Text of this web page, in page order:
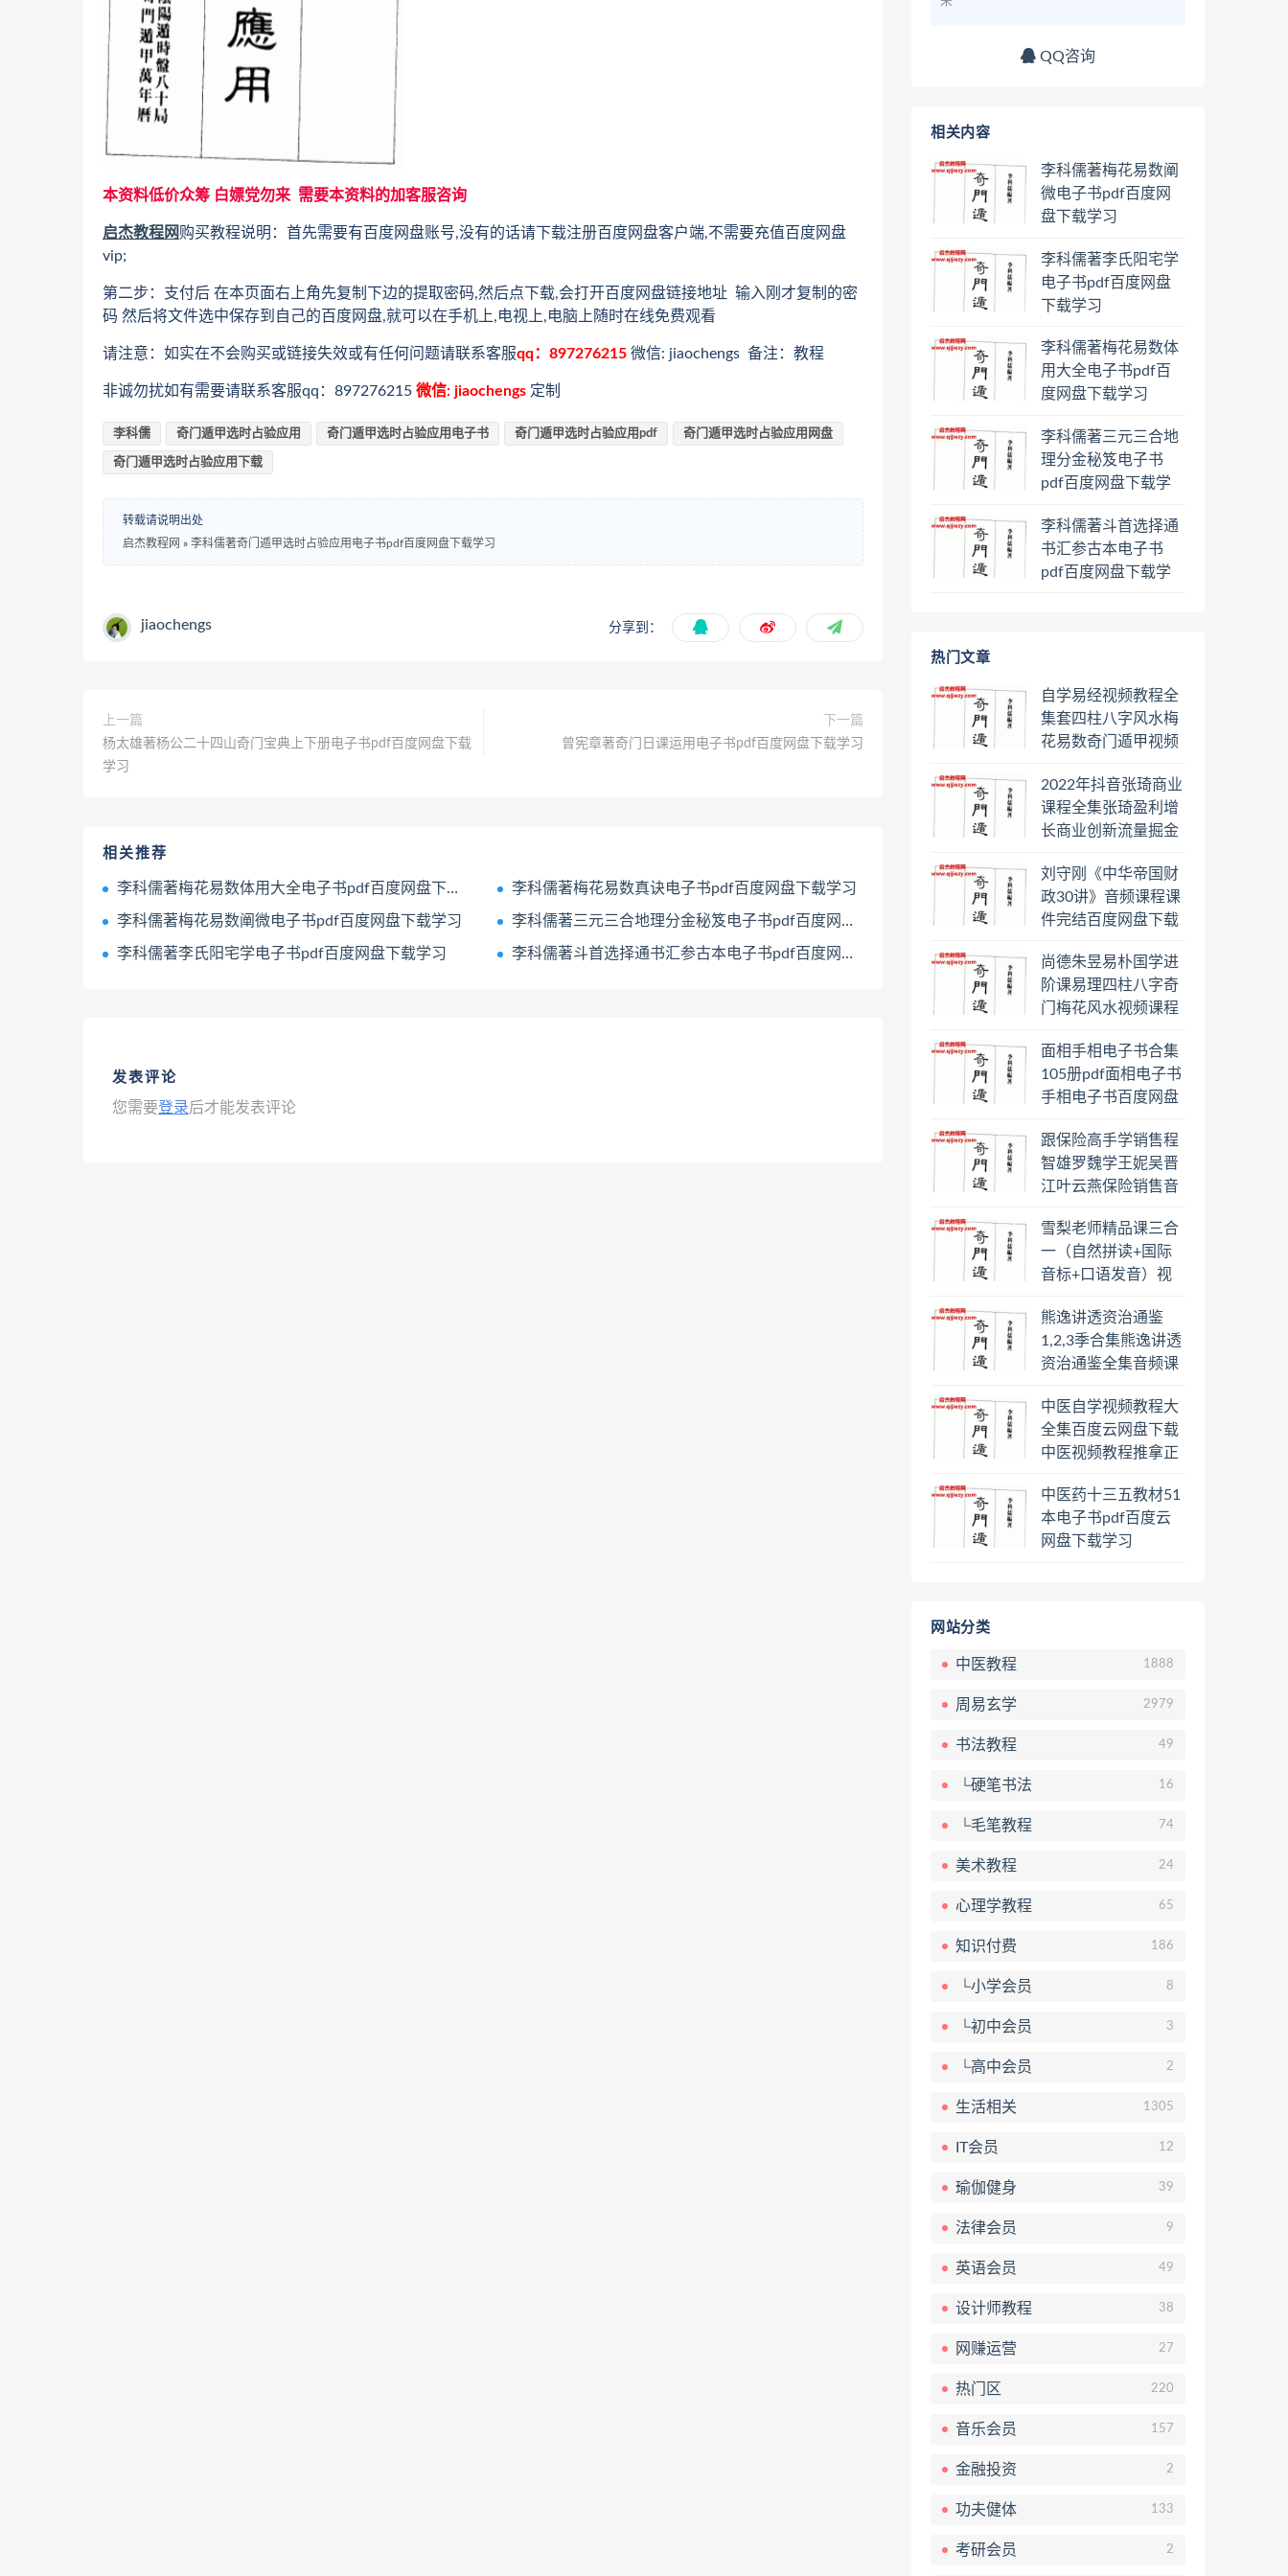
本资料低价众筹 白嫖党勿来 需要本资料的加客服咨询
启杰教程网购买教程说明：首先需要有百度网盘账号,没有的话请下载注册百度网盘客户端,不需要充值百度网盘
vip;
第二步：支付后 在本页面右上角先复制下边的提取密码,然后点下载,会打开百度网盘链接地址 输入刚才复制的密
码 然后将文件选中保存到自己的百度网盘,就可以在手机上,电视上,电脑上随时在线免费观看
请注意：如实在不会购买或链接失效或有任何问题请联系客服qq：897276215 微信: jiaochengs 备注：教程
非诚勿扰如有需要请联系客服qq：897276215 微信: jiaochengs 定制
李科儒 奇门遁甲选时占验应用 奇门遁甲选时占验应用电子书 奇门遁甲选时占验应用pdf 奇门遁甲选时占验应用网盘
奇门遁甲选时占验应用下载
转载请说明出处
启杰教程网 » 李科儒著奇门遁甲选时占验应用电子书pdf百度网盘下载学习
jiaochengs 分享到：
上一篇
杨太雄著杨公二十四山奇门宝典上下册电子书pdf百度网盘下载
学习
下一篇
曾宪章著奇门日课运用电子书pdf百度网盘下载学习
相关推荐
李科儒著梅花易数体用大全电子书pdf百度网盘下载学习 李科儒著梅花易数真诀电子书pdf百度网盘下载学习
李科儒著梅花易数阐微电子书pdf百度网盘下载学习 李科儒著三元三合地理分金秘笈电子书pdf百度网盘下载学习
李科儒著李氏阳宅学电子书pdf百度网盘下载学习 李科儒著斗首选择通书汇参古本电子书pdf百度网盘下载学习
发表评论
您需要登录后才能发表评论
QQ咨询
相关内容
李科儒著梅花易数阐
微电子书pdf百度网
盘下载学习
李科儒著李氏阳宅学
电子书pdf百度网盘
下载学习
李科儒著梅花易数体
用大全电子书pdf百
度网盘下载学习
李科儒著三元三合地
理分金秘笈电子书
pdf百度网盘下载学
李科儒著斗首选择通
书汇参古本电子书
pdf百度网盘下载学
热门文章
自学易经视频教程全
集套四柱八字风水梅
花易数奇门遁甲视频
日罗盘教程百度云网
盘会员
2022年抖音张琦商业
课程全集张琦盈利增
长商业创新流量掘金
盘下载学习
刘守刚《中华帝国财
政30讲》音频课程课
件完结百度网盘下载
尚德朱昱易朴国学进
阶课易理四柱八字奇
门梅花风水视频课程
学习
面相手相电子书合集
105册pdf面相电子书
手相电子书百度网盘
跟保险高手学销售程
智雄罗魏学王妮吴晋
江叶云燕保险销售音
盘下载学习
雪梨老师精品课三合
一（自然拼读+国际
音标+口语发音）视
载学习
熊逸讲透资治通鉴
1,2,3季合集熊逸讲透
资治通鉴全集音频课
一二三辑合集百度云
网盘下载学习
中医自学视频教程大
全集百度云网盘下载
中医视频教程推拿正
经络脉诊面诊舌诊手
诊私密终身会员百度
网盘共享群
中医药十三五教材51
本电子书pdf百度云
网盘下载学习
网站分类
中医教程 1888
周易玄学 2979
书法教程 49
└硬笔书法 16
└毛笔教程 74
美术教程 24
心理学教程 65
知识付费 186
└小学会员 8
└初中会员 3
└高中会员 2
生活相关 1305
IT会员 12
瑜伽健身 39
法律会员 9
英语会员 49
设计师教程 38
网赚运营 27
热门区 220
音乐会员 157
金融投资 2
功夫健体 133
考研会员 2